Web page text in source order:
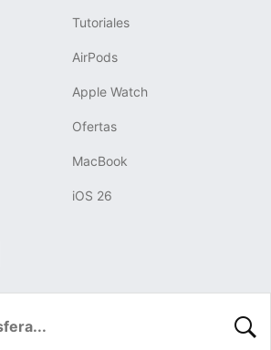
Tutoriales
AirPods
Apple Watch
Ofertas
MacBook
iOS 26